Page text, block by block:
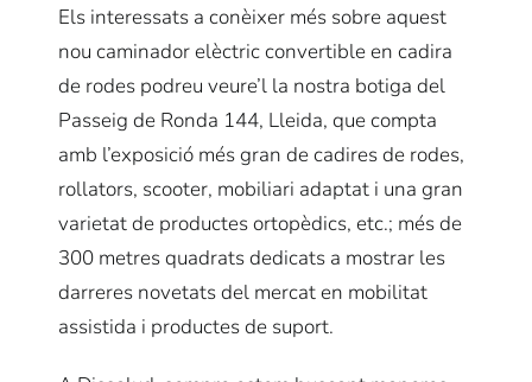
Els interessats a conèixer més sobre aquest
nou caminador elèctric convertible en cadira
de rodes podreu veure’l la nostra botiga del
Passeig de Ronda 144, Lleida, que compta
amb l’exposició més gran de cadires de rodes,
rollators, scooter, mobiliari adaptat i una gran
varietat de productes ortopèdics, etc.; més de
300 metres quadrats dedicats a mostrar les
darreres novetats del mercat en mobilitat
assistida i productes de suport.